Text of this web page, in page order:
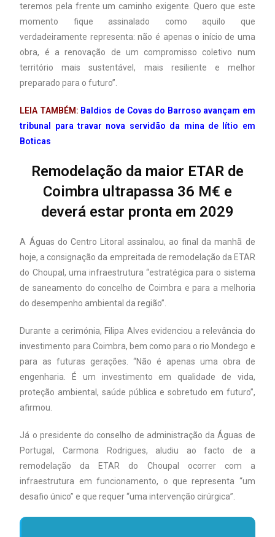
teremos pela frente um caminho exigente. Quero que este
momento fique assinalado como aquilo que
verdadeiramente representa: não é apenas o início de uma
obra, é a renovação de um compromisso coletivo num
território mais sustentável, mais resiliente e melhor
preparado para o futuro”.
LEIA TAMBÉM: Baldios de Covas do Barroso avançam em
tribunal para travar nova servidão da mina de lítio em
Boticas
Remodelação da maior ETAR de
Coimbra ultrapassa 36 M€ e
deverá estar pronta em 2029
A Águas do Centro Litoral assinalou, ao final da manhã de
hoje, a consignação da empreitada de remodelação da ETAR
do Choupal, uma infraestrutura “estratégica para o sistema
de saneamento do concelho de Coimbra e para a melhoria
do desempenho ambiental da região”.
Durante a cerimónia, Filipa Alves evidenciou a relevância do
investimento para Coimbra, bem como para o rio Mondego e
para as futuras gerações. “Não é apenas uma obra de
engenharia. É um investimento em qualidade de vida,
proteção ambiental, saúde pública e sobretudo em futuro”,
afirmou.
Já o presidente do conselho de administração da Águas de
Portugal, Carmona Rodrigues, aludiu ao facto de a
remodelação da ETAR do Choupal ocorrer com a
infraestrutura em funcionamento, o que representa “um
desafio único” e que requer “uma intervenção cirúrgica”.